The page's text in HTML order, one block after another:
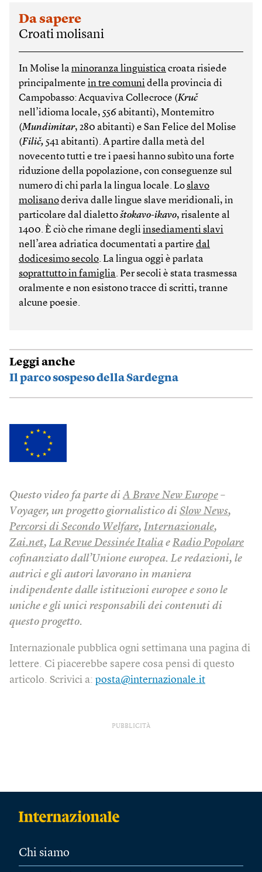
Da sapere
Croati molisani
In Molise laminoranza linguisticacroata risiede
principalmente in tre comunidella provincia di
Campobasso: Acquaviva Collecroce (Kruč
nell’idioma locale, 556 abitanti), Montemitro
(Mundimitar, 280 abitanti) e San Felice del Molise
(Filič, 541 abitanti). A partire dalla metà del
novecento tutti e tre i paesi hanno subìto una forte
riduzione della popolazione, con conseguenze sul
numero di chi parla la lingua locale. Loslavo
molisanoderiva dalle lingue slave meridionali, in
particolare dal dialettoštokavo-ikavo, risalente al
1400. È ciò che rimane degliinsediamenti slavi
nell’area adriatica documentati a partire dal
dodicesimo secolo. La lingua oggi è parlata
soprattutto in famiglia. Per secoli è stata trasmessa
oralmente e non esistono tracce di scritti, tranne
alcune poesie.
Leggi anche
Il parco sospeso della Sardegna
Questo video fa parte diA Brave New Europe –
Voyager, un progetto giornalistico di Slow News,
Percorsi di Secondo Welfare, Internazionale,
Zai.net, La Revue Dessinée Italia e Radio Popolare
cofinanziato dall’Unione europea. Le redazioni, le
autrici e gli autori lavorano in maniera
indipendente dalle istituzioni europee e sono le
uniche e gli unici responsabili dei contenuti di
questo progetto.
Internazionale pubblica ogni settimana una pagina di
lettere. Ci piacerebbe sapere cosa pensi di questo
articolo. Scrivici a: posta@internazionale.it
PUBBLICITÀ
Chi siamo